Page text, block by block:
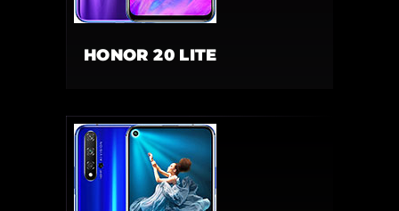
HONOR 20 LITE